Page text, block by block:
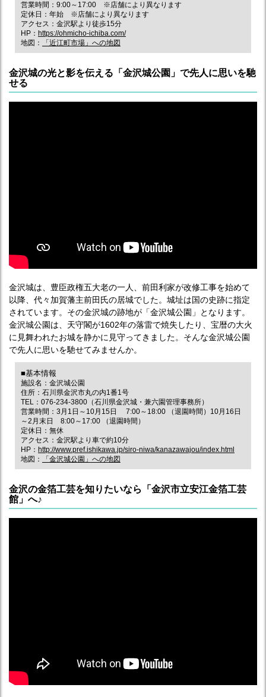
営業時間：9:00～17:00 ※店舗により異なります
定休日：年始 ※店舗により異なります
アクセス：金沢駅より徒歩15分
HP： https://ohmicho-ichiba.com/
地図：
「近江町市場」への地図
金沢城の光と影を伝える「金沢城公園」で先人に思いを馳
せる
金沢城は、豊臣政権五大老の一人、前田利家が改修工事を始めて
以降、代々加賀藩主前田氏の居城でした。城址は国の史跡に指定
されています。その金沢城の跡地が「金沢城公園」となります。
金沢城公園は、天守閣が1602年の落雷で焼失したり、宝暦の大火
に見舞われたお城を静かに見守ってきました。そんな金沢城公園
で先人に思いを馳せてみませんか。
■基本情報
施設名：金沢城公園
住所：石川県金沢市丸の内1番1号
TEL：076-234-3800（石川県金沢城・兼六園管理事務所）
営業時間：3月1日～10月15日 7:00～18:00 （退園時間）10月16日
～2月末日 8:00～17:00 （退園時間）
定休日：無休
アクセス：金沢駅より車で約10分
HP： http://www.pref.ishikawa.jp/siro-niwa/kanazawajou/index.html
地図：
「金沢城公園」への地図
金沢の金箔工芸を知りたいなら「金沢市立安江金箔工芸
館」へ♪